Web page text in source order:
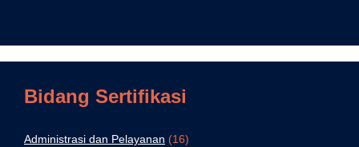
Bidang Sertifikasi
Administrasi dan Pelayanan (16)